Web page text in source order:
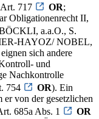
717
OR;
Obligationenrecht II,
a.a.O., S.
HAYOZ/ NOBEL,
sich andere
und
Nachkontrolle
754
OR). Ein
er von der gesetzlichen
685a Abs. 1
OR